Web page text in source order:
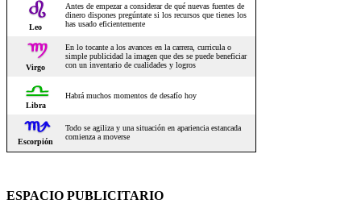
ESPACIO PUBLICITARIO